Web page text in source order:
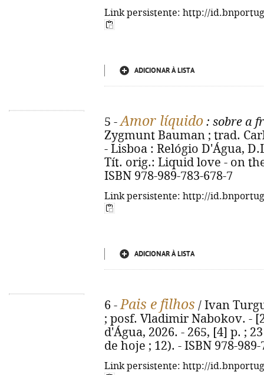
Link persistente: http://
ADICIONAR À LISTA
5 -Amor líquido : sobre a
Zygmunt Bauman ; trad.
- Lisboa : Relógio D'Água,
Tít. orig.: Liquid love - on
ISBN 978-989-783-678-7
Link persistente: http://
ADICIONAR À LISTA
6 -Pais e filhos / Ivan
; posf. Vladimir Nabokov. -
d'Água, 2026. - 265, [4] p. ;
de hoje ; 12). - ISBN 978-989-
Link persistente: http://